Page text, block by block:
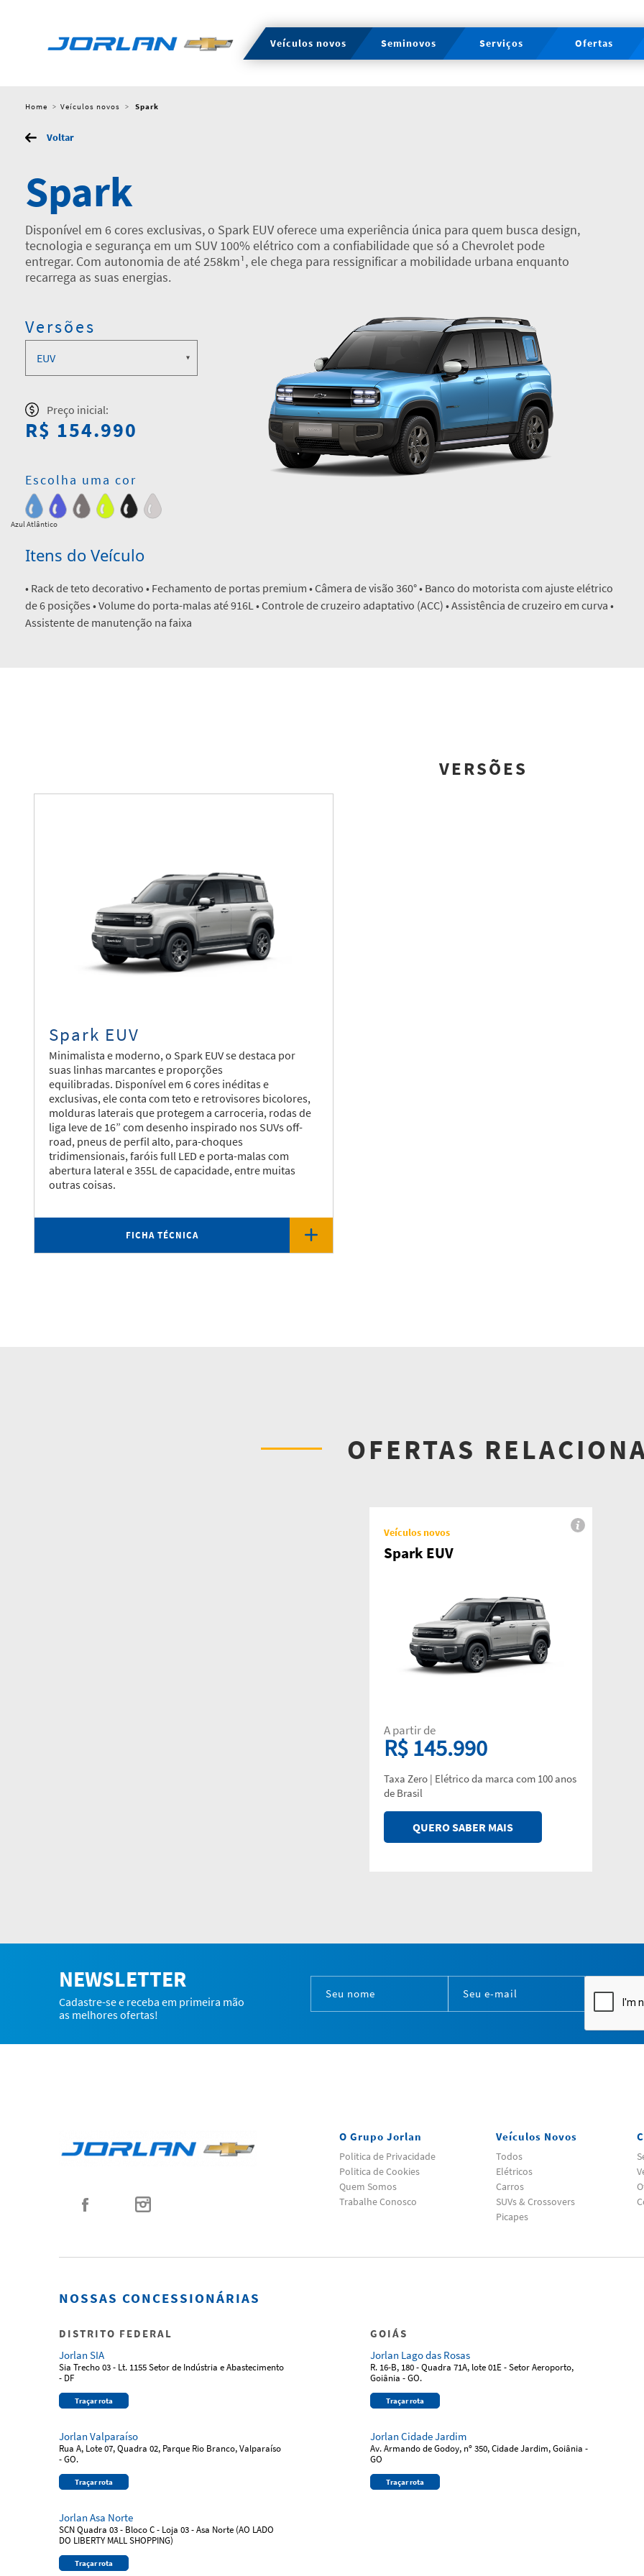
Veículos novos Seminovos Serviços Ofertas
Home Veículos novos Spark
Voltar
Spark
Disponível em 6 cores exclusivas, o Spark EUV oferece uma experiência única para quem busca design,
tecnologia e segurança em um SUV 100% elétrico com a confiabilidade que só a Chevrolet pode
entregar. Com autonomia de até 258km¹, ele chega para ressignificar a mobilidade urbana enquanto
recarrega as suas energias.
Versões
Preço inicial:
R$ 154.990
Escolha uma cor
Azul Atlântico
Itens do Veículo
• Rack de teto decorativo • Fechamento de portas premium • Câmera de visão 360° • Banco do motorista com ajuste elétrico
de 6 posições • Volume do porta-malas até 916L • Controle de cruzeiro adaptativo (ACC) • Assistência de cruzeiro em curva •
Assistente de manutenção na faixa
VERSÕES
Spark EUV
Minimalista e moderno, o Spark EUV se destaca por
suas linhas marcantes e proporções
equilibradas. Disponível em 6 cores inéditas e
exclusivas, ele conta com teto e retrovisores bicolores,
molduras laterais que protegem a carroceria, rodas de
liga leve de 16” com desenho inspirado nos SUVs off-
road, pneus de perfil alto, para-choques
tridimensionais, faróis full LED e porta-malas com
abertura lateral e 355L de capacidade, entre muitas
outras coisas.
FICHA TÉCNICA
OFERTAS
Veículos novos
Spark EUV
A partir de
R$ 145.990
Taxa Zero | Elétrico da marca com 100 anos
de Brasil
QUERO SABER MAIS
NEWSLETTER
Cadastre-se e receba em primeira mão
as melhores ofertas!
O Grupo Jorlan
Politica de Privacidade
Politica de Cookies
Quem Somos
Trabalhe Conosco
Veículos Novos
Todos
Elétricos
Carros
SUVs & Crossovers
Picapes
NOSSAS CONCESSIONÁRIAS
DISTRITO FEDERAL
Jorlan SIA
Sia Trecho 03 - Lt. 1155 Setor de Indústria e Abastecimento
- DF
Traçar rota
Jorlan Valparaíso
Rua A, Lote 07, Quadra 02, Parque Rio Branco, Valparaíso
- GO.
Traçar rota
Jorlan Asa Norte
SCN Quadra 03 - Bloco C - Loja 03 - Asa Norte (AO LADO
DO LIBERTY MALL SHOPPING)
Traçar rota
GOIÁS
Jorlan Lago das Rosas
R. 16-B, 180 - Quadra 71A, lote 01E - Setor Aeroporto,
Goiânia - GO.
Traçar rota
Jorlan Cidade Jardim
Av. Armando de Godoy, nº 350, Cidade Jardim, Goiânia -
GO
Traçar rota